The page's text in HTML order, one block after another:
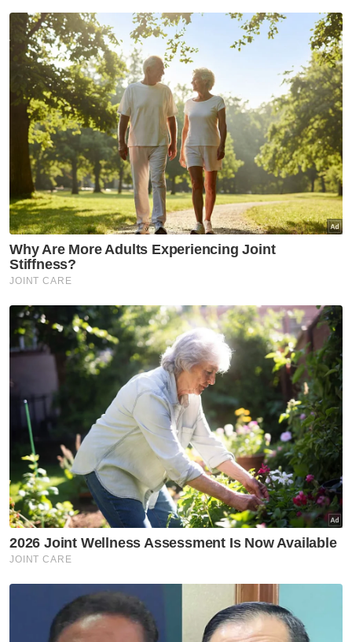
Juruterbang ditahan kes
seludup dadah di Indonesia
tidak kendali penerbangan -
MAG
Semasa
Juruterbang tidak bertugas
dua hari sebelum penahanan
seludup dadah di Indonesia -
MAG